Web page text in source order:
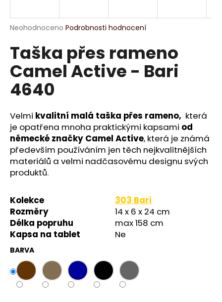
Průměrné
produktu
0,0
z
hvězdiček.
Neohodnoceno Podrobnosti hodnocení
Taška přes rameno
Camel Active - Bari
4640
Velmi kvalitní malá taška přes rameno, která
je opatřena mnoha praktickými kapsami od
německé značky Camel Active, která je známá
především používáním jen těch nejkvalitnějších
materiálů a velmi nadčasovému designu svých
produktů.
Kolekce
303 Bari
Rozměry
14 x 6 x 24 cm
Délka popruhu
max 158 cm
Kapsa na tablet
Ne
BARVA
j
t
?
HLEDAT
D
o
p
r
u
č
u
j
e
m
e